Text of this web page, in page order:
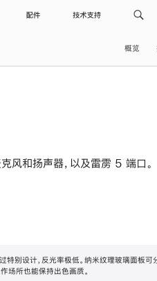
配件 技术支持
概览
和扬声器，以及雷雳 5 端口。
特别设计，反光率极低。纳米纹理玻璃面板可
场所也能保持出色画质。